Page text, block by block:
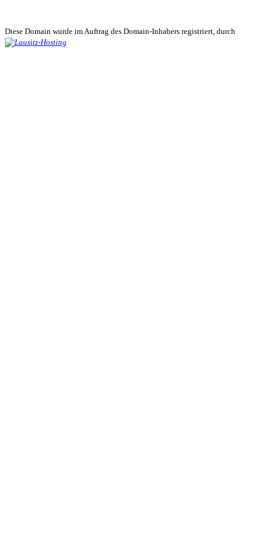
Diese Domain wurde im Auftrag des Domain-Inhabers registriert, durch